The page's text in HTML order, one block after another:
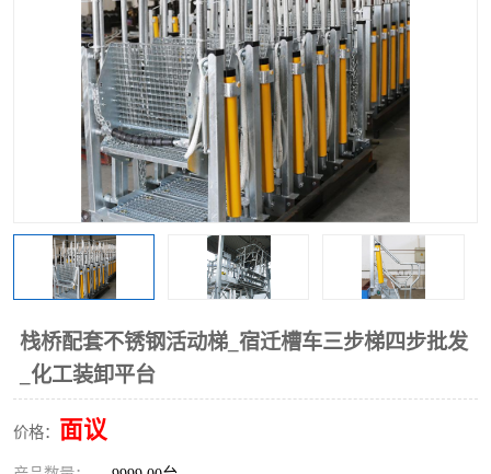
栈桥配套不锈钢活动梯_宿迁槽车三步梯四步批发
_化工装卸平台
价格： 面议